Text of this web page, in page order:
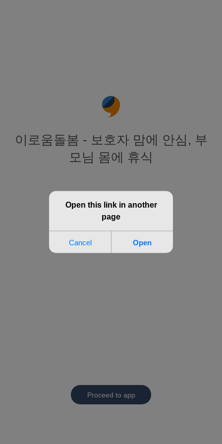
이로움돌봄 - 보호자 맘에 안심, 부
모님 몸에 휴식
Proceed to app